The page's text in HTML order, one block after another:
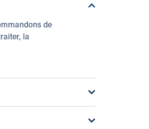
de
la